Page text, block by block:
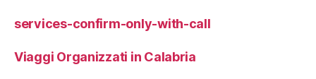
services-confirm-only-with-call
Viaggi Organizzati in Calabria